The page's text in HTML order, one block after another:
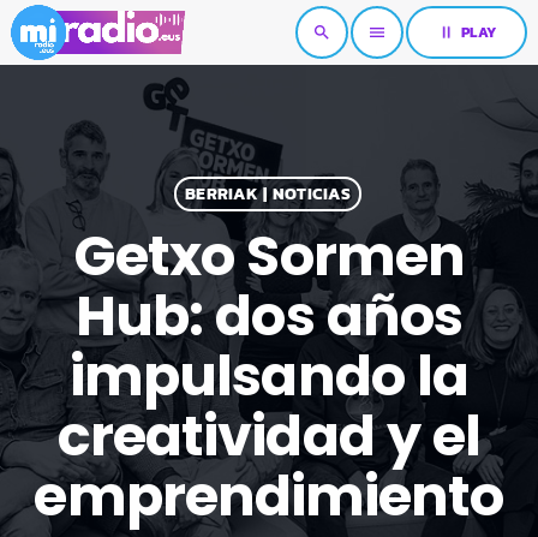
search menu pause PLAY
BERRIAK | NOTICIAS
Getxo Sormen
Hub: dos años
impulsando la
creatividad y el
emprendimiento